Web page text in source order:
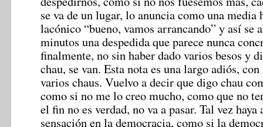
se va de un lugar, lo anuncia como una media
lacónico “bueno, vamos arrancando” y así se
minutos una despedida que parece nunca
finalmente, no sin haber dado varios besos y
chau, se van. Esta nota es una largo adiós,
varios chaus. Vuelvo a decir que digo chau
como si no me lo creo mucho, como que no
el fin no es verdad, no va a pasar. Tal vez haya
sensación en la democracia, como si la